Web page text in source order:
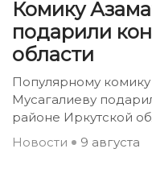
Комику
подарили
области
Популярному
Мусагалиеву
районе Иркутской
Новости
9 августа